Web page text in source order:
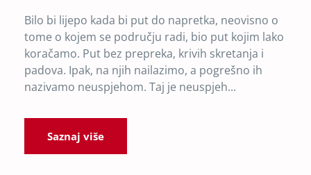
Bilo bi lijepo kada bi put do napretka, neovisno o
tome o kojem se području radi, bio put kojim lako
koračamo. Put bez prepreka, krivih skretanja i
padova. Ipak, na njih nailazimo, a pogrešno ih
nazivamo neuspjehom. Taj je neuspjeh...
Saznaj više